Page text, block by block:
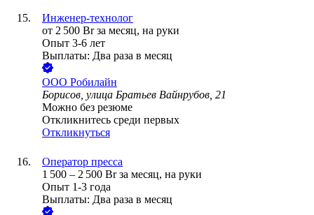
Инженер-технолог
от 2 500 Br за месяц, на руки
Опыт 3-6 лет
Выплаты: Два раза в месяц
ООО Робилайн
Борисов, улица Братьев Вайнрубов, 21
Можно без резюме
Откликнитесь среди первых
Откликнуться
Оператор пресса
1 500 – 2 500 Br за месяц, на руки
Опыт 1-3 года
Выплаты: Два раза в месяц